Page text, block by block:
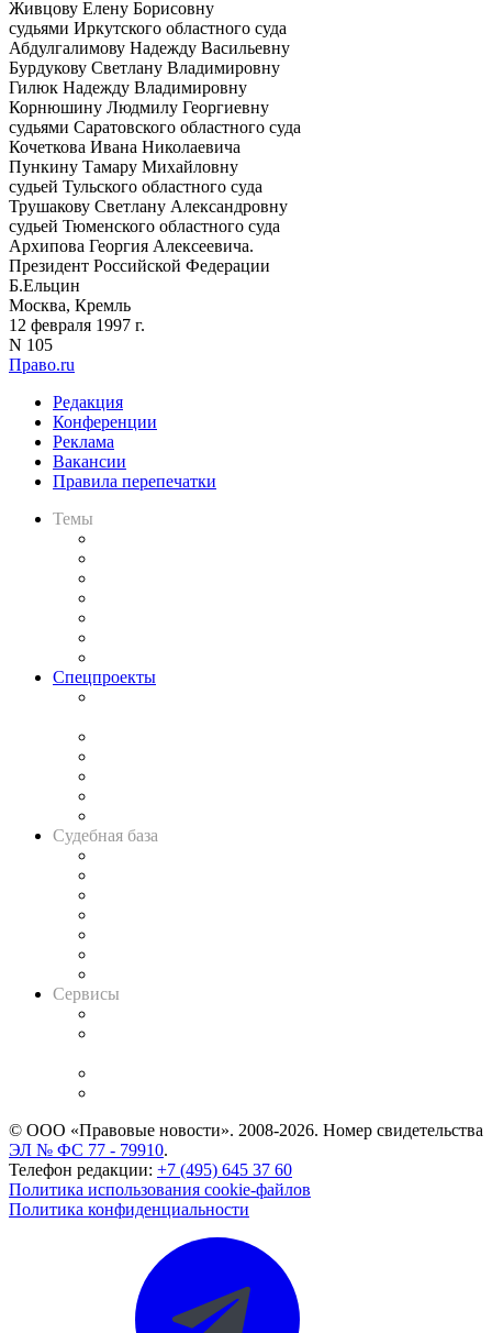
Живцову Елену Борисовну
судьями Иркутского областного суда
Абдулгалимову Надежду Васильевну
Бурдукову Светлану Владимировну
Гилюк Надежду Владимировну
Корнюшину Людмилу Георгиевну
судьями Саратовского областного суда
Кочеткова Ивана Николаевича
Пункину Тамару Михайловну
судьей Тульского областного суда
Трушакову Светлану Александровну
судьей Тюменского областного суда
Архипова Георгия Алексеевича.
Президент Российской Федерации
Б.Ельцин
Москва, Кремль
12 февраля 1997 г.
N 105
Право.ru
Редакция
Конференции
Реклама
Вакансии
Правила перепечатки
Темы
Спецпроекты
Судебная база
Сервисы
© ООО «Правовые новости». 2008-2026. Номер свидетельства
ЭЛ № ФС 77 - 79910.
Телефон редакции: +7 (495) 645 37 60
Политика использования cookie-файлов
Политика конфиденциальности